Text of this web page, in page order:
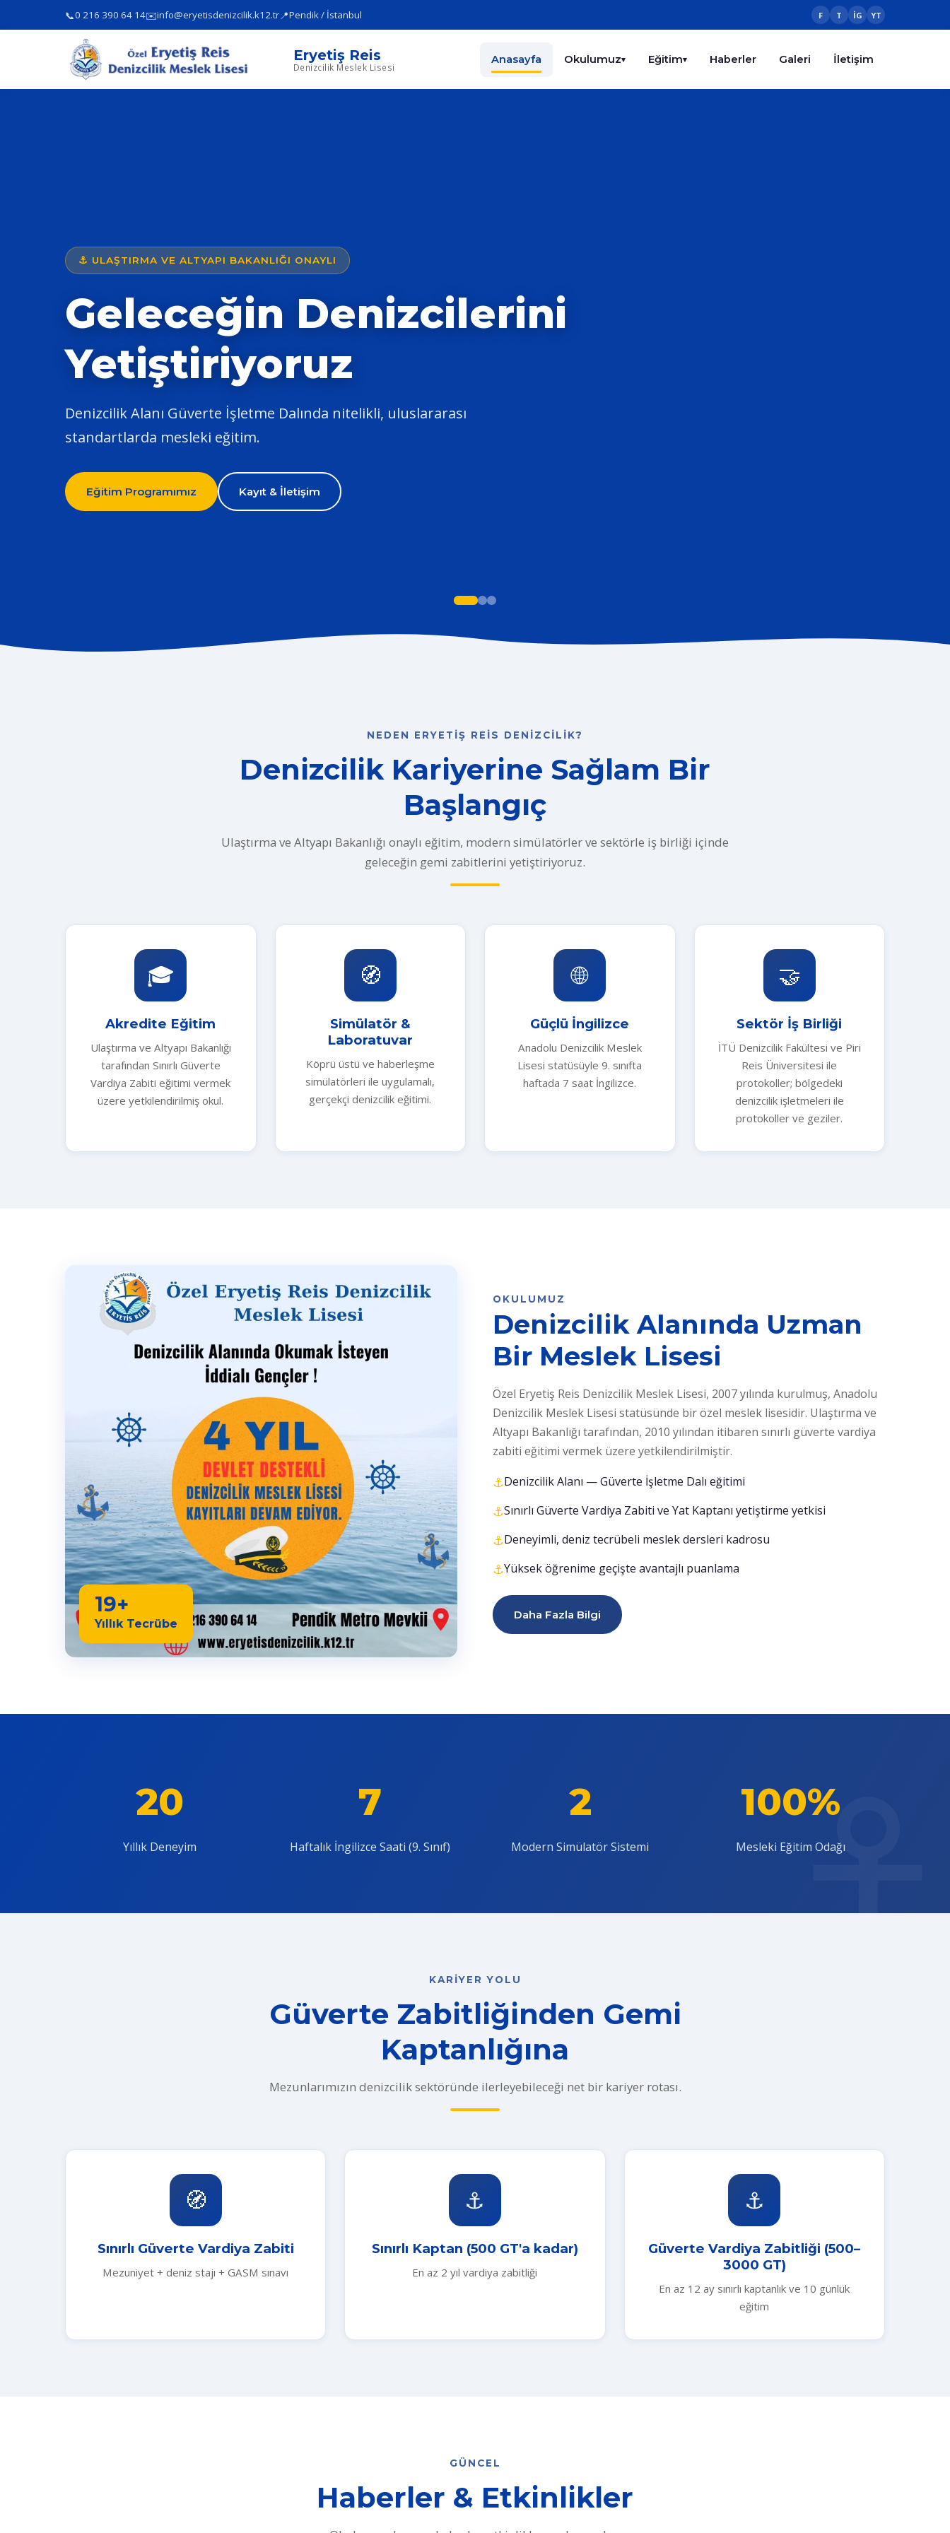
📞0 216 390 64 14✉️info@eryetisdenizcilik.k12.tr📍Pendik / İstanbul F T IG YT
Eryetiş Reis
Denizcilik Meslek Lisesi
Anasayfa Okulumuz▾ Eğitim▾ Haberler Galeri İletişim
⚓ ULAŞTIRMA VE ALTYAPI BAKANLIĞI ONAYLI
Geleceğin Denizcilerini
Yetiştiriyoruz
Denizcilik Alanı Güverte İşletme Dalında nitelikli, uluslararası
standartlarda mesleki eğitim.
Eğitim Programımız Kayıt & İletişim
NEDEN ERYETIŞ REIS DENIZCILIK?
Denizcilik Kariyerine Sağlam Bir
Başlangıç
Ulaştırma ve Altyapı Bakanlığı onaylı eğitim, modern simülatörler ve sektörle iş birliği içinde
geleceğin gemi zabitlerini yetiştiriyoruz.
🎓
Akredite Eğitim
Ulaştırma ve Altyapı Bakanlığı
tarafından Sınırlı Güverte
Vardiya Zabiti eğitimi vermek
üzere yetkilendirilmiş okul.
🧭
Simülatör &
Laboratuvar
Köprü üstü ve haberleşme
simülatörleri ile uygulamalı,
gerçekçi denizcilik eğitimi.
🌐
Güçlü İngilizce
Anadolu Denizcilik Meslek
Lisesi statüsüyle 9. sınıfta
haftada 7 saat İngilizce.
🤝
Sektör İş Birliği
İTÜ Denizcilik Fakültesi ve Piri
Reis Üniversitesi ile
protokoller; bölgedeki
denizcilik işletmeleri ile
protokoller ve geziler.
19+
Yıllık Tecrübe
OKULUMUZ
Denizcilik Alanında Uzman
Bir Meslek Lisesi
Özel Eryetiş Reis Denizcilik Meslek Lisesi, 2007 yılında kurulmuş, Anadolu
Denizcilik Meslek Lisesi statüsünde bir özel meslek lisesidir. Ulaştırma ve
Altyapı Bakanlığı tarafından, 2010 yılından itibaren sınırlı güverte vardiya
zabiti eğitimi vermek üzere yetkilendirilmiştir.
Denizcilik Alanı — Güverte İşletme Dalı eğitimi
Sınırlı Güverte Vardiya Zabiti ve Yat Kaptanı yetiştirme yetkisi
Deneyimli, deniz tecrübeli meslek dersleri kadrosu
Yüksek öğrenime geçişte avantajlı puanlama
Daha Fazla Bilgi
20
Yıllık Deneyim
7
Haftalık İngilizce Saati (9. Sınıf)
2
Modern Simülatör Sistemi
100%
Mesleki Eğitim Odağı
KARIYER YOLU
Güverte Zabitliğinden Gemi
Kaptanlığına
Mezunlarımızın denizcilik sektöründe ilerleyebileceği net bir kariyer rotası.
🧭
Sınırlı Güverte Vardiya Zabiti
Mezuniyet + deniz stajı + GASM sınavı
⚓
Sınırlı Kaptan (500 GT'a kadar)
En az 2 yıl vardiya zabitliği
⚓
Güverte Vardiya Zabitliği (500–
3000 GT)
En az 12 ay sınırlı kaptanlık ve 10 günlük
eğitim
GÜNCEL
Haberler & Etkinlikler